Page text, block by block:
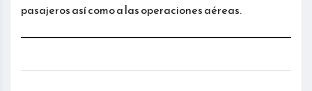
pasajeros así como a las operaciones aéreas.